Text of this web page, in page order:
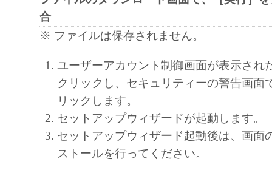
[NO WARRANTY] THE SOFTWARE IS
WITHOUT WARRANTY OF ANY KIND,
EXPRESSED OR IMPLIED, INCLUDING,
LIMITED TO THE IMPLIED WARRANTIES
MERCHANTABILITY AND FITNESS FOR
PURP OS E. THE ENTIRE RISK AS TO
PERFORMANCE OF THE SOFTWARE IS
SHOULD THE SOFTWARE PROVE
ASSUME THE ENTIRE C OS T OF ALL
SERVICING, REPAIR OR CORRECTION.
合
※ ファイルは保存されません。
ユーザーアカウント制御画面が表示され
クリックし、セキュリティーの警告画面
リックします。
セットアップウィザードが起動します。
セットアップウィザード起動後は、画面
ストールを行ってください。